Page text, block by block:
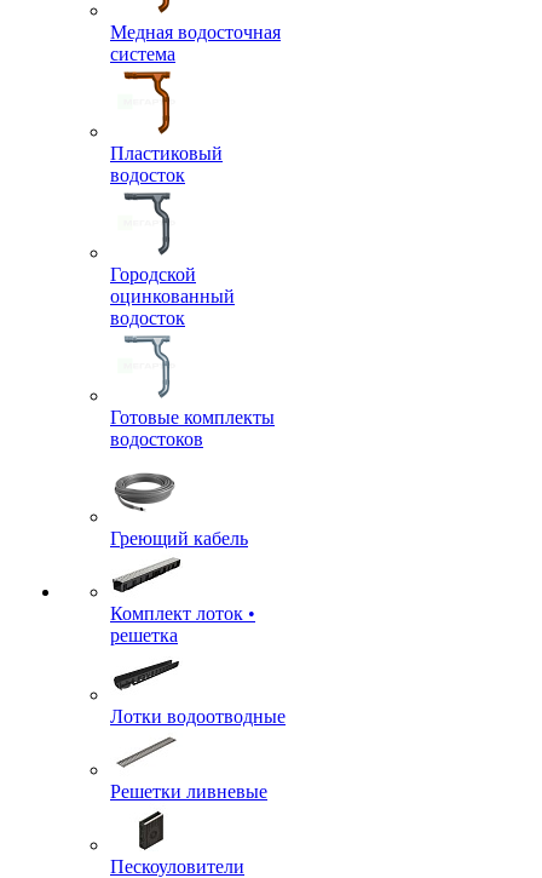
Медная водосточная
система
Пластиковый
водосток
Городской
оцинкованный
водосток
Готовые комплекты
водостоков
Греющий кабель
Комплект лоток •
решетка
Лотки водоотводные
Решетки ливневые
Пескоуловители